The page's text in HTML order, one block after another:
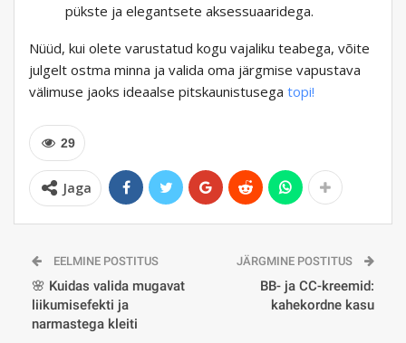
pükste ja elegantsete aksessuaaridega.
Nüüd, kui olete varustatud kogu vajaliku teabega, võite
julgelt ostma minna ja valida oma järgmise vapustava
välimuse jaoks ideaalse pitskaunistusega topi!
29
Jaga
EELMINE POSTITUS
🌸 Kuidas valida mugavat
liikumisefekti ja
narmastega kleiti
JÄRGMINE POSTITUS
BB- ja CC-kreemid:
kahekordne kasu